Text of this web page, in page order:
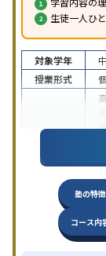
生徒一人ひ
対象学年
授業形式
特徴
塾の特徴
コース内